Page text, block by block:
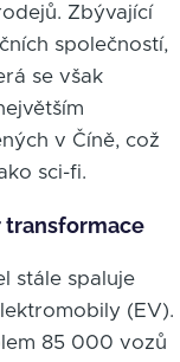
Zbývající
společností,
se však
v Číně, což
sci-fi.
transformace
stále spaluje
(EV).
85 000 vozů